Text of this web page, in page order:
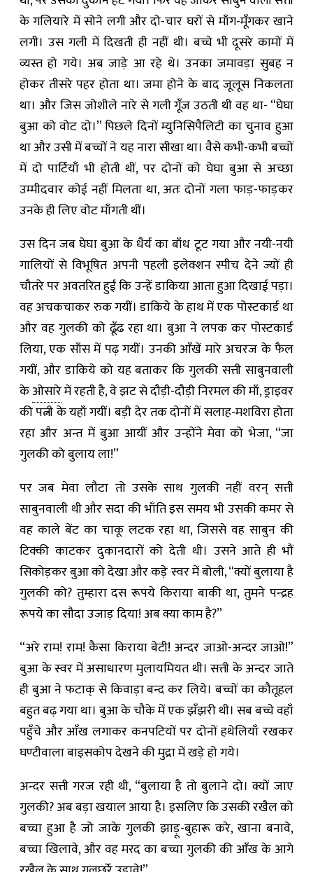
के गलियारे में सोने लगी और दो-चार घरों से माँग-मूँगकर खाने
लगी। उस गली में दिखती ही नहीं थी। बच्चे भी दूसरे कामों में
व्यस्त हो गये। अब जाड़े आ रहे थे। उनका जमावड़ा सुबह न
होकर तीसरे पहर होता था। जमा होने के बाद जूलूस निकलता
था। और जिस जोशीले नारे से गली गूँज उठती थी वह था- “घेघा
बुआ को वोट दो।” पिछले दिनों म्युनिसिपैलिटी का चुनाव हुआ
था और उसी में बच्चों ने यह नारा सीखा था। वैसे कभी-कभी बच्चों
में दो पार्टियाँ भी होती थीं, पर दोनों को घेघा बुआ से अच्छा
उम्मीदवार कोई नहीं मिलता था, अतः दोनों गला फाड़-फाड़कर
उनके ही लिए वोट माँगती थीं।
उस दिन जब घेघा बुआ के धैर्य का बाँध टूट गया और नयी-नयी
गालियों से विभूषित अपनी पहली इलेक्शन स्पीच देने ज्यों ही
चौतरे पर अवतरित हुईं कि उन्हें डाकिया आता हुआ दिखाई पड़ा।
वह अचकचाकर रुक गयीं। डाकिये के हाथ में एक पोस्टकार्ड था
और वह गुलकी को ढूँढ रहा था। बुआ ने लपक कर पोस्टकार्ड
लिया, एक साँस में पढ़ गयीं। उनकी आँखें मारे अचरज के फैल
गयीं, और डाकिये को यह बताकर कि गुलकी सत्ती साबुनवाली
केओसारेमें रहती है, वे झट से दौड़ी-दौड़ी निरमल की माँ, ड्राइवर
की पत्नी के यहाँ गयीं। बड़ी देर तक दोनों में सलाह-मशविरा होता
रहा और अन्त में बुआ आयीं और उन्होंने मेवा को भेजा, “जा
गुलकी को बुलाय ला!”
पर जब मेवा लौटा तो उसके साथ गुलकी नहीं वरन् सत्ती
साबुनवाली थी और सदा की भाँति इस समय भी उसकी कमर से
वह काले बेंट का चाकू लटक रहा था, जिससे वह साबुन की
टिक्की काटकर दुकानदारों को देती थी। उसने आते ही भौं
सिकोड़कर बुआ को देखा और कड़े स्वर में बोली, “क्यों बुलाया है
गुलकी को? तुम्हारा दस रूपये किराया बाकी था, तुमने पन्द्रह
रूपये का सौदा उजाड़ दिया! अब क्या काम है?”
“अरे राम! राम! कैसा किराया बेटी! अन्दर जाओ-अन्दर जाओ!”
बुआ के स्वर में असाधारण मुलायमियत थी। सत्ती के अन्दर जाते
ही बुआ ने फटाक् से किवाड़ा बन्द कर लिये। बच्चों का कौतूहल
बहुत बढ़ गया था। बुआ के चौके में एक झँझरी थी। सब बच्चे वहाँ
पहुँचे और आँख लगाकर कनपटियों पर दोनों हथेलियाँ रखकर
घण्टीवाला बाइसकोप देखने की मुद्रा में खड़े हो गये।
अन्दर सत्ती गरज रही थी, “बुलाया है तो बुलाने दो। क्यों जाए
गुलकी? अब बड़ा खयाल आया है। इसलिए कि उसकी रखैल को
बच्चा हुआ है जो जाके गुलकी झाड़ू-बुहारू करे, खाना बनावे,
बच्चा खिलावे, और वह मरद का बच्चा गुलकी की आँख के आगे